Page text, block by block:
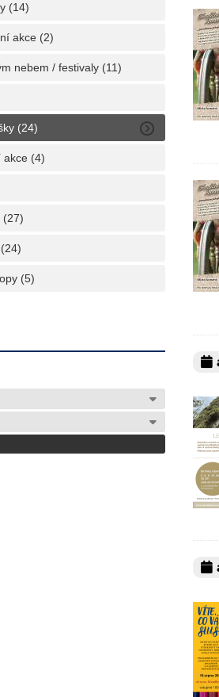
(14)
akce (2)
nebem / festivaly (11)
(24)
akce (4)
(27)
(24)
(5)